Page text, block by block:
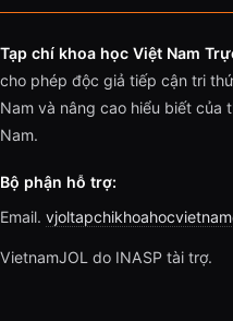
Tạp chí khoa học Việt Nam
cho phép độc giả tiếp cận tri
Nam và nâng cao hiểu biết của
Nam.
Bộ phận hỗ trợ:
Email.
VietnamJOL do INASP tài trợ.